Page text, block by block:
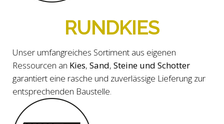
RUNDKIES
Unser umfangreiches Sortiment aus eigenen
Ressourcen an Kies, Sand, Steine und Schotter
garantiert eine rasche und zuverlässige Lieferung zur
entsprechenden Baustelle.